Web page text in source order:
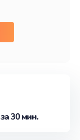
30 мин.